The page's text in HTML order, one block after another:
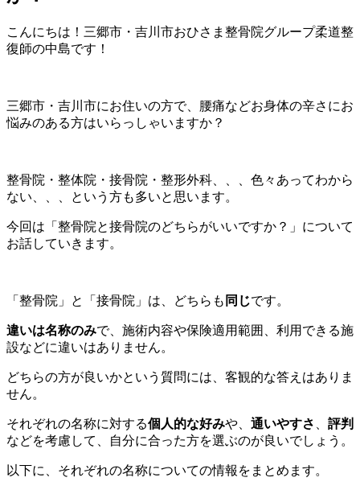
こんにちは！三郷市・吉川市おひさま整骨院グループ柔道整
復師の中島です！
三郷市・吉川市にお住いの方で、腰痛などお身体の辛さにお
悩みのある方はいらっしゃいますか？
整骨院・整体院・接骨院・整形外科、、、色々あってわから
ない、、、という方も多いと思います。
今回は「整骨院と接骨院のどちらがいいですか？」について
お話していきます。
「整骨院」と「接骨院」は、どちらも 同じです。
違いは名称のみで、施術内容や保険適用範囲、利用できる施
設などに違いはありません。
どちらの方が良いかという質問には、客観的な答えはありま
せん。
それぞれの名称に対する個人的な好みや、 通いやすさ
評判
などを考慮して、自分に合った方を選ぶのが良いでしょう。
以下に、それぞれの名称についての情報をまとめます。